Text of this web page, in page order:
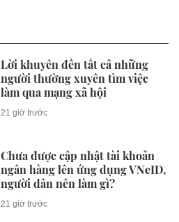
Lời khuyên đến tất cả những
người thường xuyên tìm việc
làm qua mạng xã hội
21 giờ trước
Chưa được cập nhật tài khoản
ngân hàng lên ứng dụng VNeID,
người dân nên làm gì?
21 giờ trước